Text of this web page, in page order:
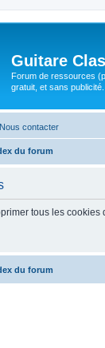
Guitare
Forum de ressources
gratuit, et sans publicité.
Nous contacter
du forum
tous les cookies
du forum